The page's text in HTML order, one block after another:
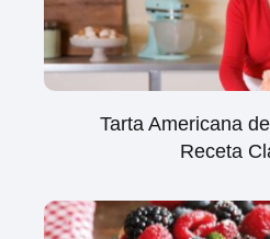
Tarta Americana
Receta